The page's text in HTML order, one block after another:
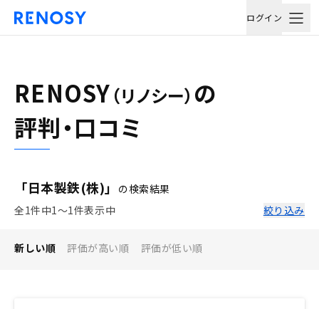
ログイン
RENOSY （リノシー） の
評判・口コミ
「日本製鉄(株)」
の検索結果
全1件中1〜1件表示中
絞り込み
新しい順 評価が高い順 評価が低い順